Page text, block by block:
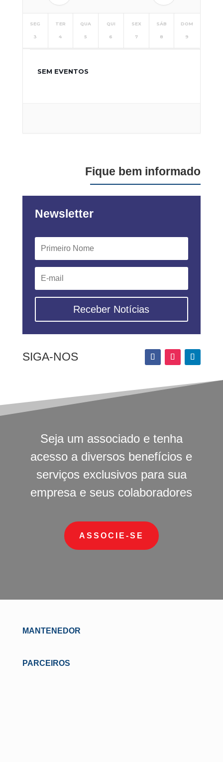
SEG
3
TER
4
QUA
5
QUI
6
SEX
7
SÁB
8
DOM
9
SEM EVENTOS
Fique bem informado
Newsletter
Receber Notícias
SIGA-NOS
Seja um associado e tenha
acesso a diversos benefícios e
serviços exclusivos para sua
empresa e seus colaboradores
ASSOCIE-SE
MANTENEDOR
PARCEIROS